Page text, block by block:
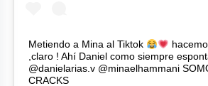
Metiendo a Mina al Tiktok
,claro ! Ahí Daniel como siempre
@danielarias.v @minaelhammani
CRACKS